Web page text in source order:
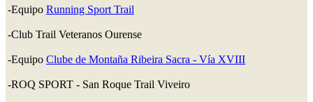
-Equipo Running Sport Trail
-Club Trail Veteranos Ourense
-Equipo Clube de Montaña Ribeira Sacra - Vía XVIII
-ROQ SPORT - San Roque Trail Viveiro